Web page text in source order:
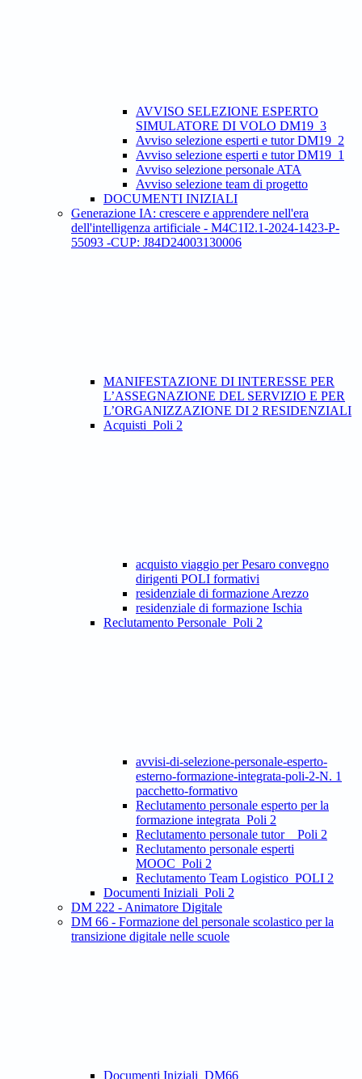
AVVISO SELEZIONE ESPERTO
SIMULATORE DI VOLO DM19_3
Avviso selezione esperti e tutor DM19_2
Avviso selezione esperti e tutor DM19_1
Avviso selezione personale ATA
Avviso selezione team di progetto
DOCUMENTI INIZIALI
Generazione IA: crescere e apprendere nell'era
dell'intelligenza artificiale - M4C1I2.1-2024-1423-P-
55093 -CUP: J84D24003130006
MANIFESTAZIONE DI INTERESSE PER
L’ASSEGNAZIONE DEL SERVIZIO E PER
L’ORGANIZZAZIONE DI 2 RESIDENZIALI
Acquisti_Poli 2
acquisto viaggio per Pesaro convegno
dirigenti POLI formativi
residenziale di formazione Arezzo
residenziale di formazione Ischia
Reclutamento Personale_Poli 2
avvisi-di-selezione-personale-esperto-
esterno-formazione-integrata-poli-2-N. 1
pacchetto-formativo
Reclutamento personale esperto per la
formazione integrata_Poli 2
Reclutamento personale tutor _ Poli 2
Reclutamento personale esperti
MOOC_Poli 2
Reclutamento Team Logistico_POLI 2
Documenti Iniziali_Poli 2
DM 222 - Animatore Digitale
DM 66 - Formazione del personale scolastico per la
transizione digitale nelle scuole
Documenti Iniziali_DM66